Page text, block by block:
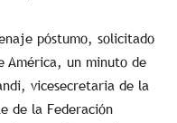
póstumo, solicitado
América, un minuto de
vicesecretaria de la
de la Federación